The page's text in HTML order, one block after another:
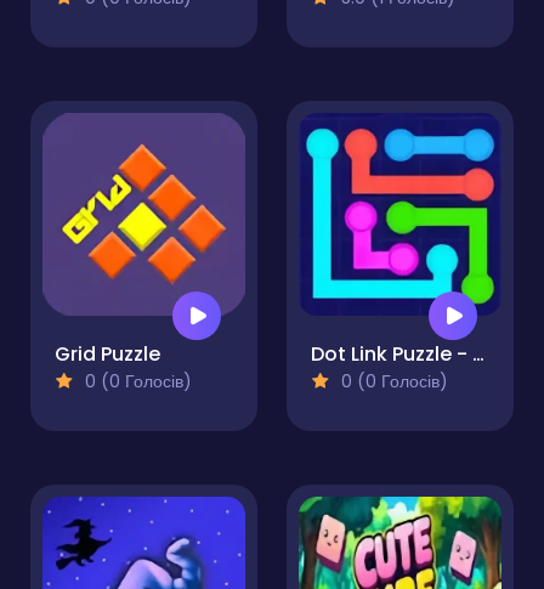
Grid Puzzle
0 (0 Голосів)
Dot Link Puzzle - Connect the Dots
0 (0 Голосів)